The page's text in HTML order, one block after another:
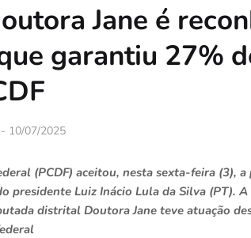
Jane é
garantiu 27%
- 10/07/2025
(PCDF) aceitou, nesta sexta-feira (3),
presidente Luiz Inácio Lula da Silva (PT).
distrital Doutora Jane teve atuação